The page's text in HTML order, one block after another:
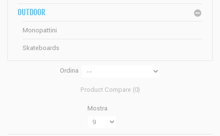
OUTDOOR
Monopattini
Skateboards
Ordina
Product Compare (0)
Mostra